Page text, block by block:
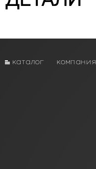
каталог компания